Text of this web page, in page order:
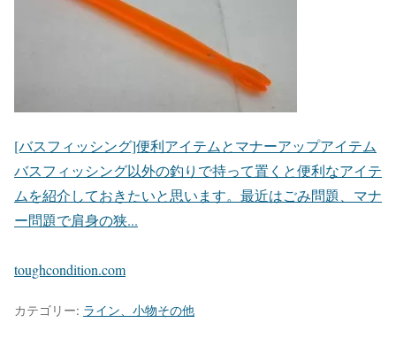
[バスフィッシング]便利アイテムとマナーアップアイテム
バスフィッシング以外の釣りで持って置くと便利なアイテ
ムを紹介しておきたいと思います。最近はごみ問題、マナ
ー問題で肩身の狭...
toughcondition.com
カテゴリー: ライン、小物その他